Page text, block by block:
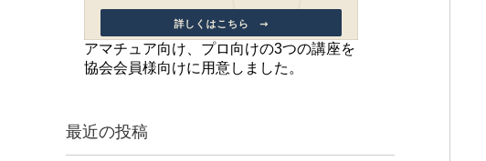
アマチュア向け、プロ向けの3つの講座を
協会会員様向けに用意しました。
最近の投稿